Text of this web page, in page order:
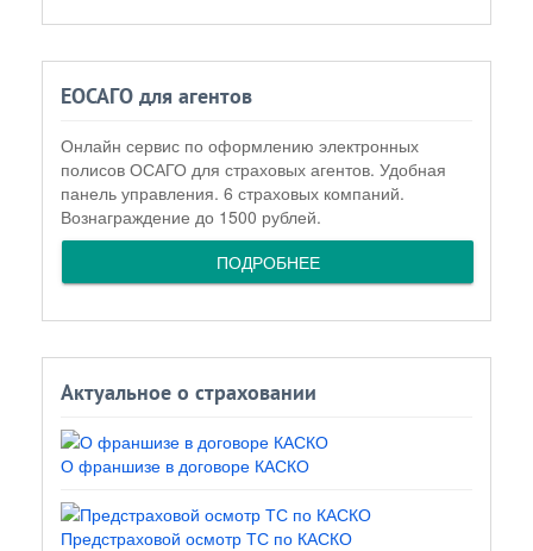
ЕОСАГО для агентов
Онлайн сервис по оформлению электронных
полисов ОСАГО для страховых агентов. Удобная
панель управления. 6 страховых компаний.
Вознаграждение до 1500 рублей.
ПОДРОБНЕЕ
Актуальное о страховании
О франшизе в договоре КАСКО
Предстраховой осмотр ТС по КАСКО